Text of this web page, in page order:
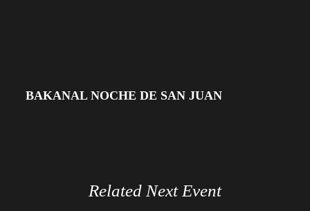
BAKANAL NOCHE DE SAN JUAN
Related Next Event